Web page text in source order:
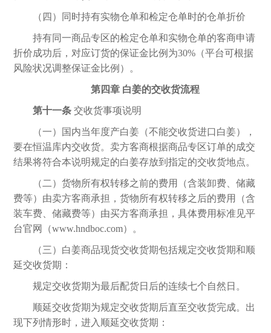
（四）同时持有实物仓单和检定仓单时的仓单折价
持有同一商品专区的检定仓单和实物仓单的客商申请
折价成功后，对应订货的保证金比例为30%（平台可根据
风险状况调整保证金比例）。
第四章 白姜的交收货流程
第十一条 交收货事项说明
（一）国内当年度产白姜（不能交收货进口白姜），
要在恒温库内交收货。卖方客商根据商品专区订单的成交
结果将符合本说明规定的白姜存放到指定的交收货地点。
（二）货物所有权转移之前的费用（含装卸费、储藏
费等）由卖方客商承担，货物所有权转移之后的费用（含
装车费、储藏费等）由买方客商承担，具体费用标准见平
台官网（www.hndboc.com）。
（三）白姜商品现货交收货期包括规定交收货期和顺
延交收货期：
规定交收货期为最后配货日后的连续七个自然日。
顺延交收货期为规定交收货期后直至交收货完成。出
现下列情形时，进入顺延交收货期：